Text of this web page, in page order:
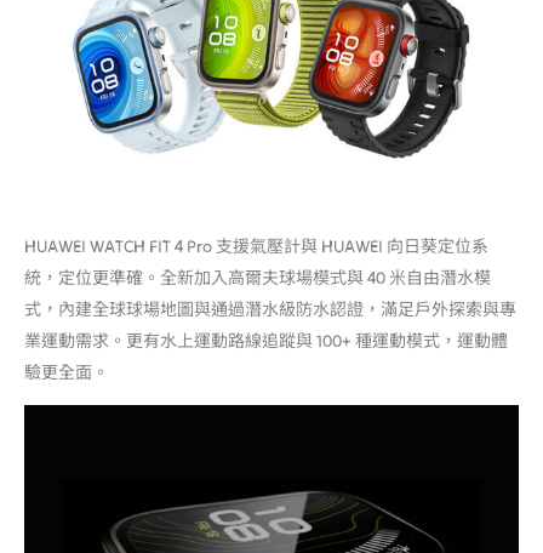
HUAWEI WATCH FIT 4 Pro 支援氣壓計與 HUAWEI 向日葵定位系
統，定位更準確。全新加入高爾夫球場模式與 40 米自由潛水模
式，內建全球球場地圖與通過潛水級防水認證，滿足戶外探索與專
業運動需求。更有水上運動路線追蹤與 100+ 種運動模式，運動體
驗更全面。